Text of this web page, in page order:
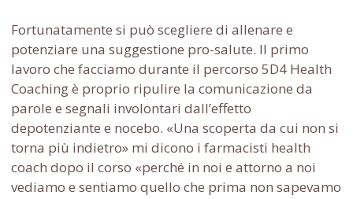
Fortunatamente si può scegliere di allenare e
potenziare una suggestione pro-salute. Il primo
lavoro che facciamo durante il percorso 5D4 Health
Coaching è proprio ripulire la comunicazione da
parole e segnali involontari dall’effetto
depotenziante e nocebo. «Una scoperta da cui non si
torna più indietro» mi dicono i farmacisti health
coach dopo il corso «perché in noi e attorno a noi
vediamo e sentiamo quello che prima non sapevamo